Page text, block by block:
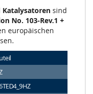
sind
No. 103-Rev.1 +
europäischen